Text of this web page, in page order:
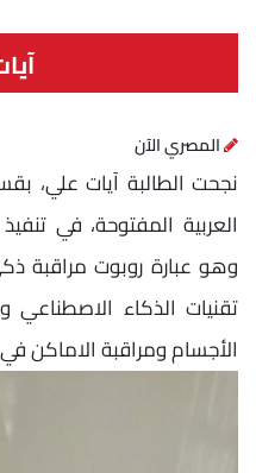
المصري الآن
نجحت الطالبة آيات علي،
وهو عبارة روبوت مراقبة
تقنيات الذكاء
الأجسام ومراقبة الاماكن